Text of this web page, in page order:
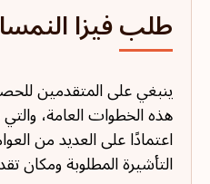
طلب فيزا النمسا
ينبغي على المتقدمين
هذه الخطوات العامة،
اعتمادًا على العديد من
التأشيرة المطلوبة ومكان